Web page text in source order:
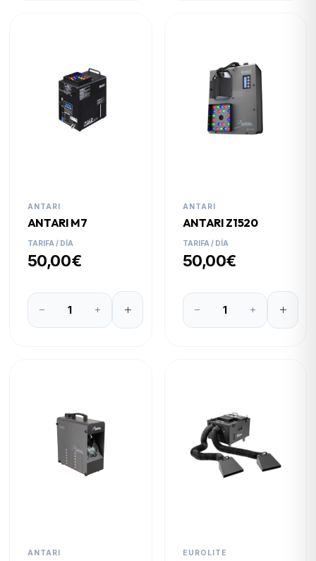
ANTARI
ANTARI M7
TARIFA / DÍA
50,00€
ANTARI
ANTARI Z1520
TARIFA / DÍA
50,00€
ANTARI EUROLITE